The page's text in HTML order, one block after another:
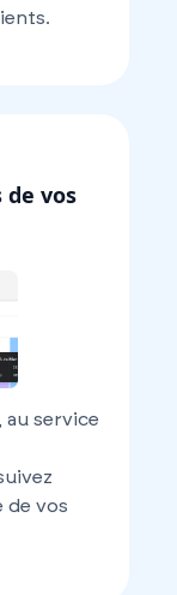
de vos
service
de vos